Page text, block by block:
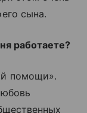
сына.
работаете?
помощи».